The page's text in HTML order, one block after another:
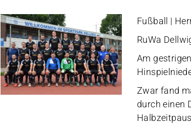
Fußball |
RuWa
Am
Zwar fand
durch einen